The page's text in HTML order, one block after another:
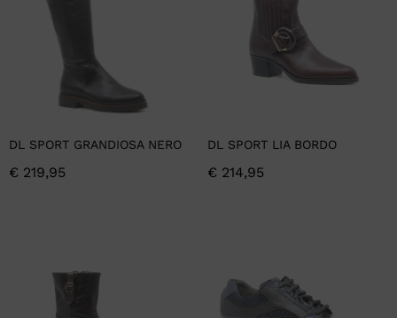
DL SPORT GRANDIOSA NERO
€ 219,95
DL SPORT LIA BORDO
€ 214,95